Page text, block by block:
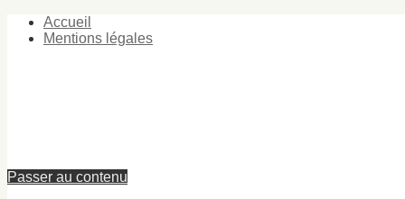
Accueil
Mentions légales
Passer au contenu